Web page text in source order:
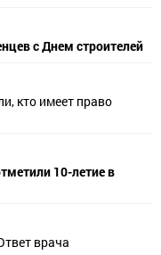
с Днем строителей
кто имеет право
10-летие в
врача